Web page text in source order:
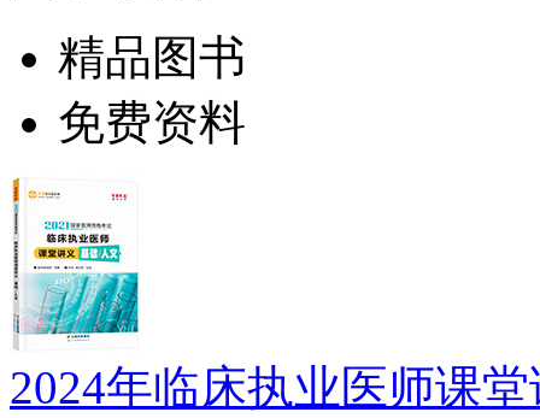
精品图书
免费资料
2024年临床执业医师课